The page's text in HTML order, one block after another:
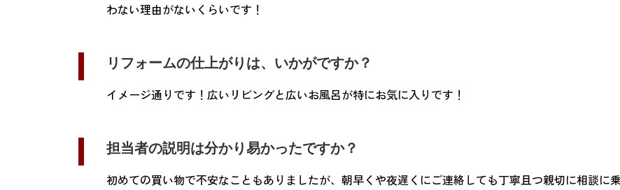
わない理由がないくらいです！
リフォームの仕上がりは、いかがですか？
イメージ通りです！広いリビングと広いお風呂が特にお気に入りです！
担当者の説明は分かり易かったですか？
初めての買い物で不安なこともありましたが、朝早くや夜遅くにご連絡しても丁寧且つ親切に相談に